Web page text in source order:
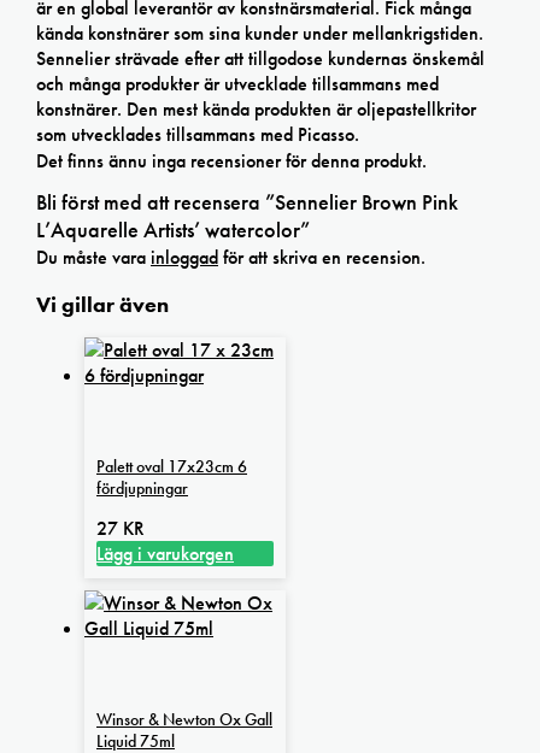
är en global leverantör av konstnärsmaterial. Fick många
kända konstnärer som sina kunder under mellankrigstiden.
Sennelier strävade efter att tillgodose kundernas önskemål
och många produkter är utvecklade tillsammans med
konstnärer. Den mest kända produkten är oljepastellkritor
som utvecklades tillsammans med Picasso.
Det finns ännu inga recensioner för denna produkt.
Bli först med att recensera ”Sennelier Brown Pink
L’Aquarelle Artists’ watercolor”
Du måste varainloggadför att skriva en recension.
Vi gillar även
Palett oval 17x23cm 6
fördjupningar
27 KR
Lägg i varukorgen
Winsor & Newton Ox Gall
Liquid 75ml